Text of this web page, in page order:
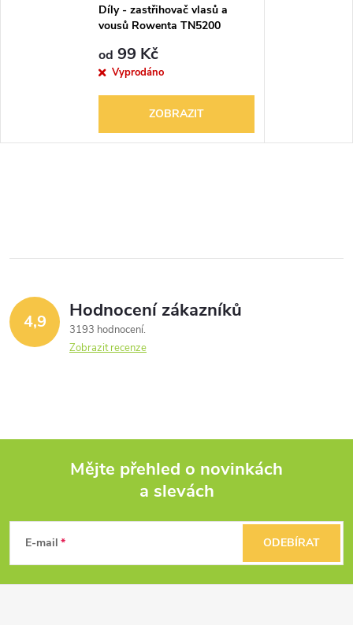
Díly - zastřihovač vlasů a
vousů Rowenta TN5200
od 99 Kč
Vyprodáno
ZOBRAZIT
4,9 Hodnocení zákazníků
3193 hodnocení
Zobrazit recenze
p
Mějte přehled o novinkách
a slevách
E-mail ODEBÍRAT